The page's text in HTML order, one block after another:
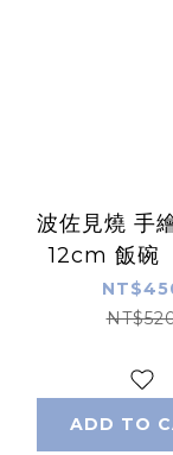
波佐見燒 手
12cm 飯碗
CDF
ADD TO